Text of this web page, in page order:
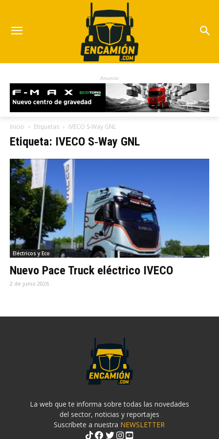
Anuncio
Inicio Etiquetas IVECO S‑Way GNL
Etiqueta: IVECO S‑Way GNL
Eléctricos y Eco
Nuevo Pace Truck eléctrico IVECO
2 de junio 2026
La web que te informa sobre todas las novedades
del sector, noticias y reportajes
Suscríbete a nuestra NEWSLETTER